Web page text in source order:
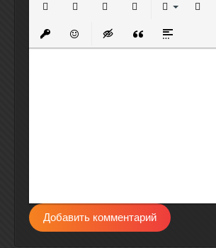
Вставить защищенную ссылку
Вставить смайлик
Вставка скрытого
Вставка цитаты
Вставка
Добавить комментарий